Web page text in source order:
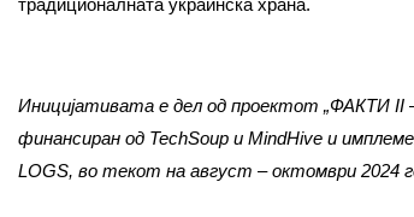
традиционалната украинска храна.
Иницијативата е дел од проектот „ФАКТИ II
финансиран од TechSoup и MindHive и
LOGS, во текот на август – октомври 2024